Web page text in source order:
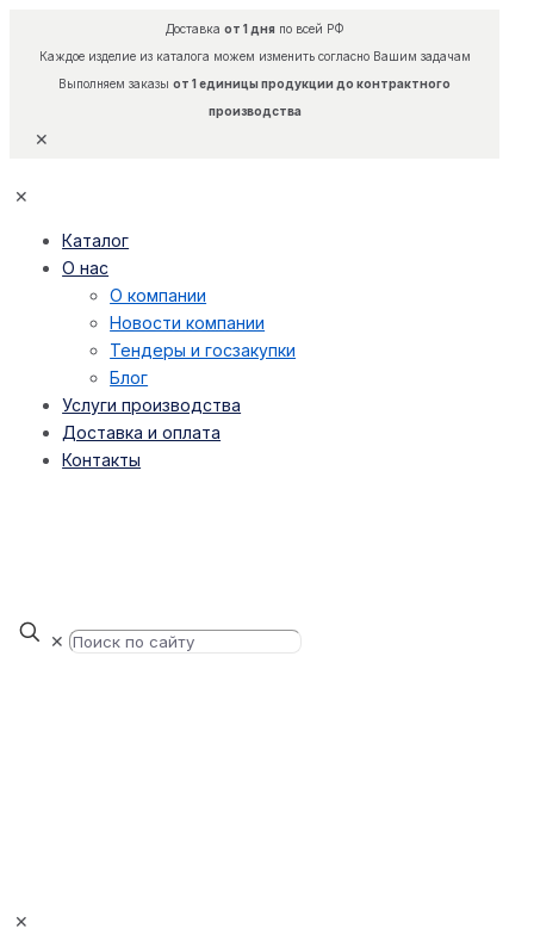
Доставка от 1 дняпо всей РФ
Каждое изделие из каталога можем изменить согласно Вашим задачам
Выполняем заказы от 1 единицы продукции до контрактного
производства
✕
✕
Каталог
О нас
О компании
Новости компании
Тендеры и госзакупки
Блог
Услуги производства
Доставка и оплата
Контакты
✕
✕